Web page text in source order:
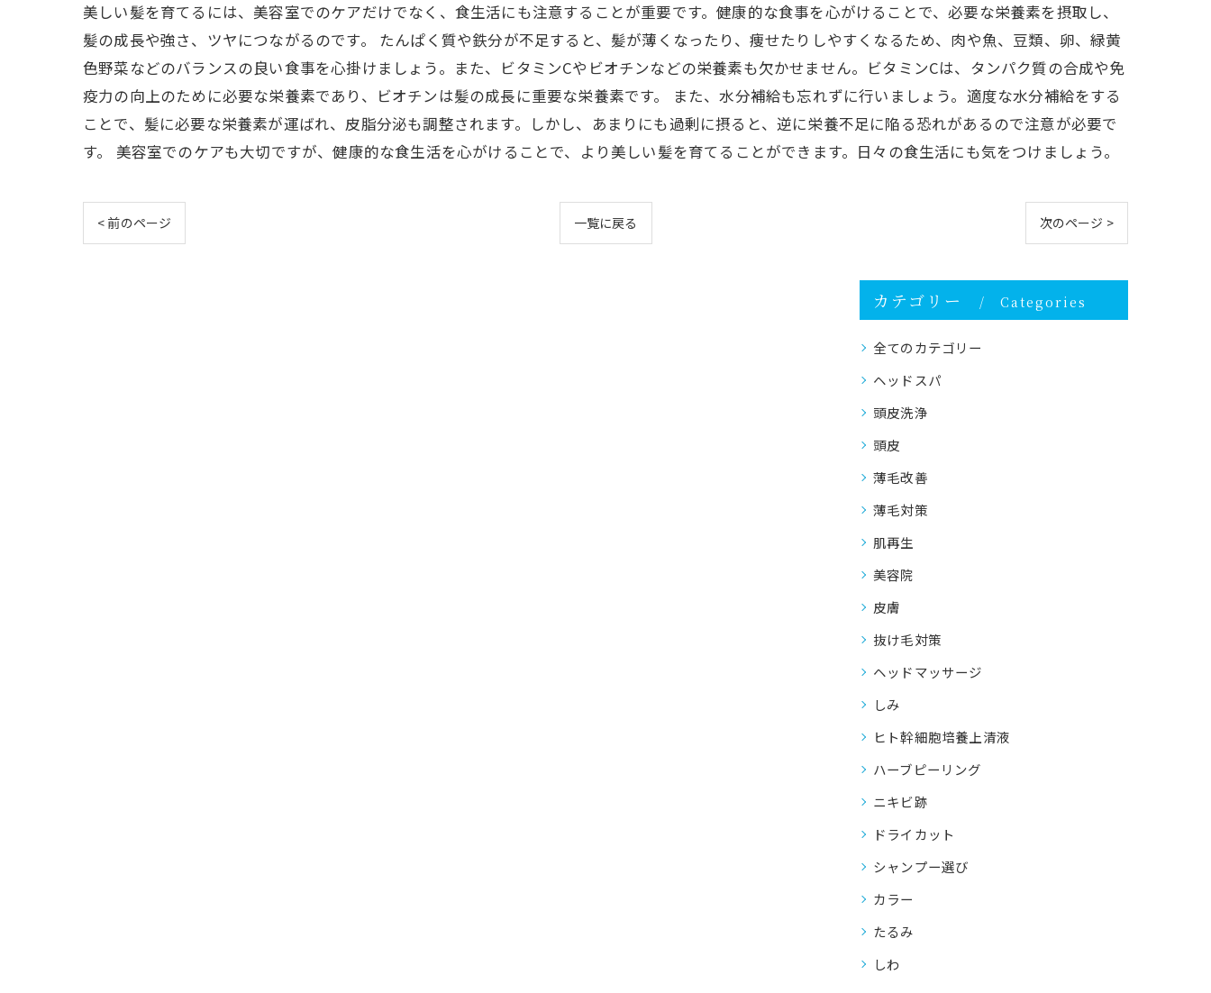
美しい髪を育てるには、美容室でのケアだけでなく、食生活にも注意することが重要です。健康的な食事を心がけることで、必要な栄養素を摂取し、
髪の成長や強さ、ツヤにつながるのです。 たんぱく質や鉄分が不足すると、髪が薄くなったり、痩せたりしやすくなるため、肉や魚、豆類、卵、緑黄
色野菜などのバランスの良い食事を心掛けましょう。また、ビタミンCやビオチンなどの栄養素も欠かせません。ビタミンCは、タンパク質の合成や免
疫力の向上のために必要な栄養素であり、ビオチンは髪の成長に重要な栄養素です。 また、水分補給も忘れずに行いましょう。適度な水分補給をする
ことで、髪に必要な栄養素が運ばれ、皮脂分泌も調整されます。しかし、あまりにも過剰に摂ると、逆に栄養不足に陥る恐れがあるので注意が必要で
す。 美容室でのケアも大切ですが、健康的な食生活を心がけることで、より美しい髪を育てることができます。日々の食生活にも気をつけましょう。
< 前のページ 一覧に戻る 次のページ >
カテゴリー Categories
全てのカテゴリー
ヘッドスパ
頭皮洗浄
頭皮
薄毛改善
薄毛対策
肌再生
美容院
皮膚
抜け毛対策
ヘッドマッサージ
しみ
ヒト幹細胞培養上清液
ハーブピーリング
ニキビ跡
ドライカット
シャンプー選び
カラー
たるみ
しわ